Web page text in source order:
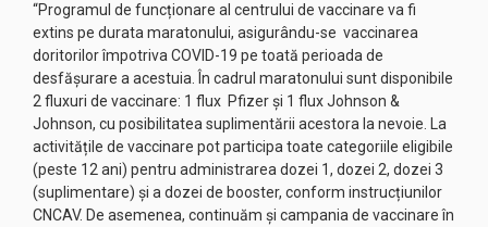
“Programul de funcționare al centrului de vaccinare va fi
extins pe durata maratonului, asigurându-se vaccinarea
doritorilor împotriva COVID-19 pe toată perioada de
desfășurare a acestuia. În cadrul maratonului sunt disponibile
2 fluxuri de vaccinare: 1 flux Pfizer și 1 flux Johnson &
Johnson, cu posibilitatea suplimentării acestora la nevoie. La
activitățile de vaccinare pot participa toate categoriile eligibile
(peste 12 ani) pentru administrarea dozei 1, dozei 2, dozei 3
(suplimentare) și a dozei de booster, conform instrucțiunilor
CNCAV. De asemenea, continuăm și campania de vaccinare în